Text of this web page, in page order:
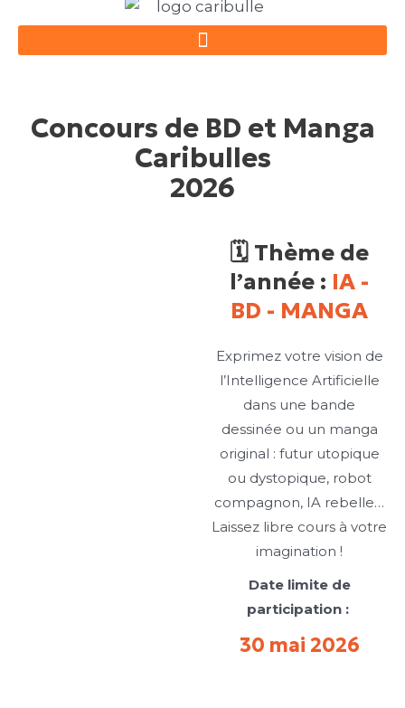
contenu
Concours de BD et Manga
Caribulles
2026
🗓 Thème de
l’année : IA -
BD - MANGA
Exprimez votre vision de
l’Intelligence Artificielle
dans une bande
dessinée ou un manga
original : futur utopique
ou dystopique, robot
compagnon, IA rebelle…
Laissez libre cours à votre
imagination !
Date limite de
participation :
30 mai 2026